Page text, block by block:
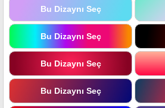
Bu Dizaynı Seç
Bu Dizaynı Seç
Bu Dizaynı Seç
Bu Dizaynı Seç